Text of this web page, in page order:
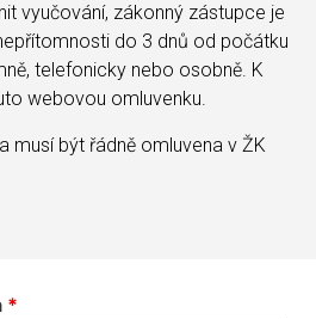
vyučování, zákonný zástupce je
do 3 dnů od počátku
telefonicky nebo osobně. K
webovou omluvenku.
musí být řádně omluvena v ŽK
*